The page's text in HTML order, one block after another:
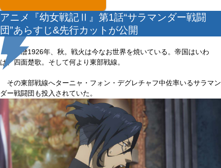
アニメ『幼女戦記Ⅱ』第1話“サラマンダー戦闘
団”あらすじ&先行カットが公開
統一暦1926年、秋。戦火は今なお世界を焼いている。帝国はいわ
ば、四面楚歌。そして何より東部戦線。
その東部戦線へターニャ・フォン・デグレチャフ中佐率いるサラマン
ダー戦闘団も投入されていた。